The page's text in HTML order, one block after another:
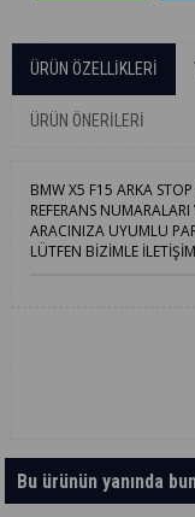
ÜRÜN ÖZELLIKLERI
ÜRÜN ÖNERILERI
BMW X5 F15 ARKA
REFERANS
ARACINIZA UYUMLU
LÜTFEN BİZİMLE
Bu ürünün yanında